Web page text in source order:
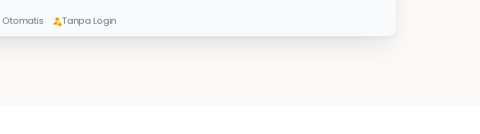
Otomatis Tanpa Login